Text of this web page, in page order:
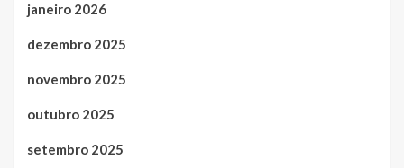
janeiro 2026
dezembro 2025
novembro 2025
outubro 2025
setembro 2025